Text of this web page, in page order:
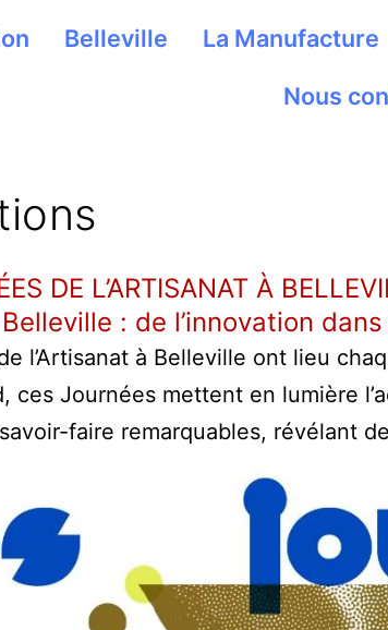
Belleville La Manufacture
Nous
DE L’ARTISANAT À
: de l’innovation
l’Artisanat à Belleville ont lieu
ces Journées mettent en lumière
faire remarquables, révélant